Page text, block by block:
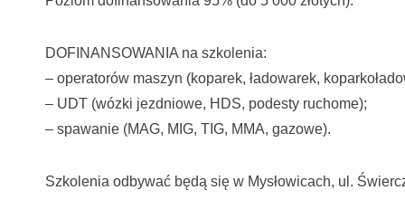
DOFINANSOWANIA na szkolenia:
– operatorów maszyn (koparek, ładowarek,
– UDT (wózki jezdniowe, HDS, podesty ruchome);
– spawanie (MAG, MIG, TIG, MMA, gazowe).
Szkolenia odbywać będą się w Mysłowicach, ul.